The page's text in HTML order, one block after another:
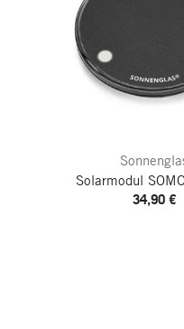
Solarmodul
34,90 €